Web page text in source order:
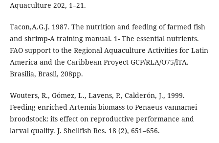
Aquaculture 202, 1–21.
Tacon,A.G.J. 1987. The nutrition and feeding of farmed fish
and shrimp-A training manual. 1- The essential nutrients.
FAO support to the Regional Aquaculture Activities for Latin
America and the Caribbean Proyect GCP/RLA/O75/lTA.
Brasilia, Brasil, 208pp.
Wouters, R., Gómez, L., Lavens, P., Calderón, J., 1999.
Feeding enriched Artemia biomass to Penaeus vannamei
broodstock: its effect on reproductive performance and
larval quality. J. Shellfish Res. 18 (2), 651–656.